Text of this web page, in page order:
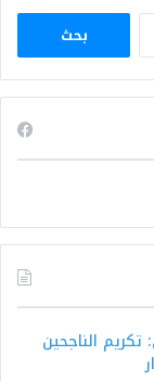
البحث
تكريم الناجحين